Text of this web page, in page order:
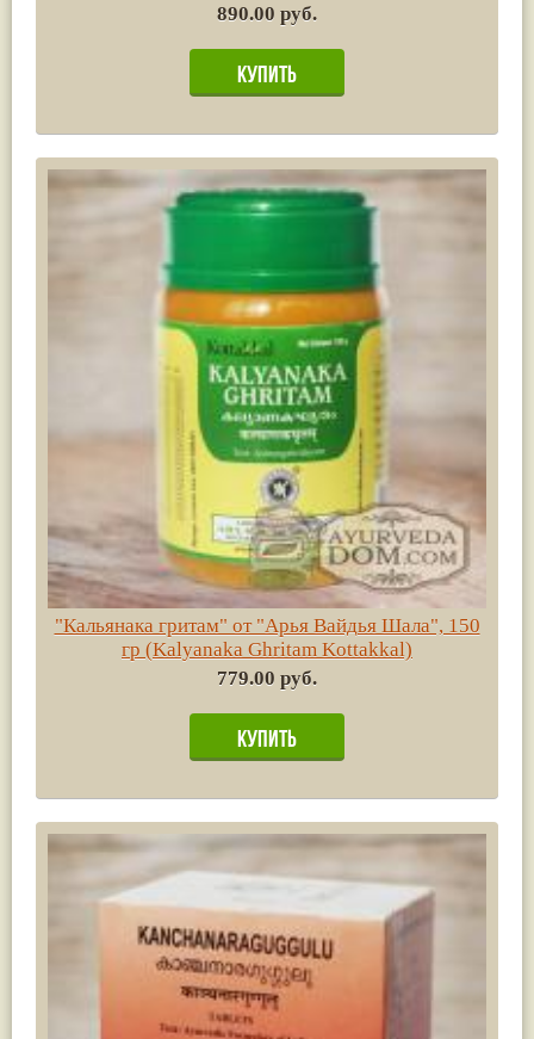
890.00 руб.
"Кальянака гритам" от "Арья Вайдья Шала", 150
гр (Kalyanaka Ghritam Kottakkal)
779.00 руб.